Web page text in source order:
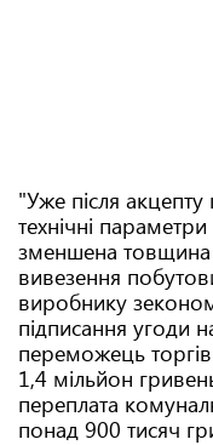
"Уже після акцепту
технічні
зменшена товщина
вивезення
виробнику
підписання угоди
переможець
1,4 мільйон
переплата
понад 900 тисяч